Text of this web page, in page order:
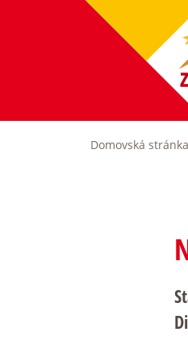
Domovská stránka